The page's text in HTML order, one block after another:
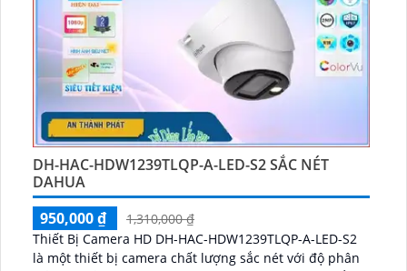
DH-HAC-HDW1239TLQP-A-LED-S2 SẮC NÉT
DAHUA
950,000 ₫
1,310,000 ₫
Thiết Bị Camera HD DH-HAC-HDW1239TLQP-A-LED-S2
là một thiết bị camera chất lượng sắc nét với độ phân